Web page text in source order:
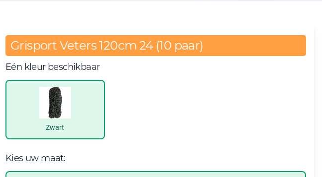
Grisport Veters 120cm 24 (10 paar)
Eén kleur beschikbaar
Zwart
Kies uw maat: